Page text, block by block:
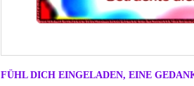
FÜHL DICH EINGELADEN, EINE